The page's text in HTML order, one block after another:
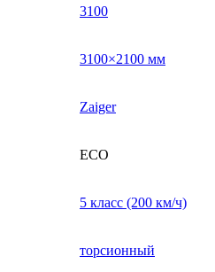
3100
3100×2100 мм
Zaiger
ECO
5 класс (200 км/ч)
торсионный